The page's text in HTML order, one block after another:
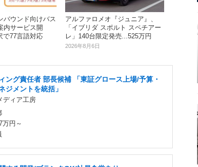
バウンド向けバス
内サービス開
で77言語対応
アルファロメオ『ジュニア』、
「イブリダ スポルト スペチアー
レ」140台限定発売...525万円
2026年8月6日
ング責任者 部長候補 「東証グロース上場/予算・
ジメントを統括」
ディア工房
万円～